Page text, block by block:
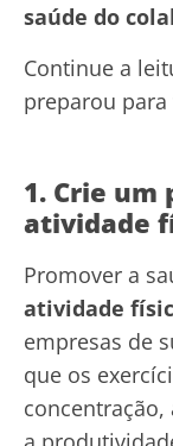
saúde do
Continue a
preparou para
1. Crie um
atividade
Promover a
atividade
empresas de
que os